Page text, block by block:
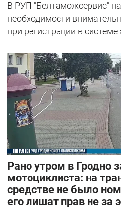
В РУП "Белтаможсервис"
необходимости
при регистрации в системе
Рано утром в Гродно
мотоциклиста: на
средстве не было
его лишат прав не за